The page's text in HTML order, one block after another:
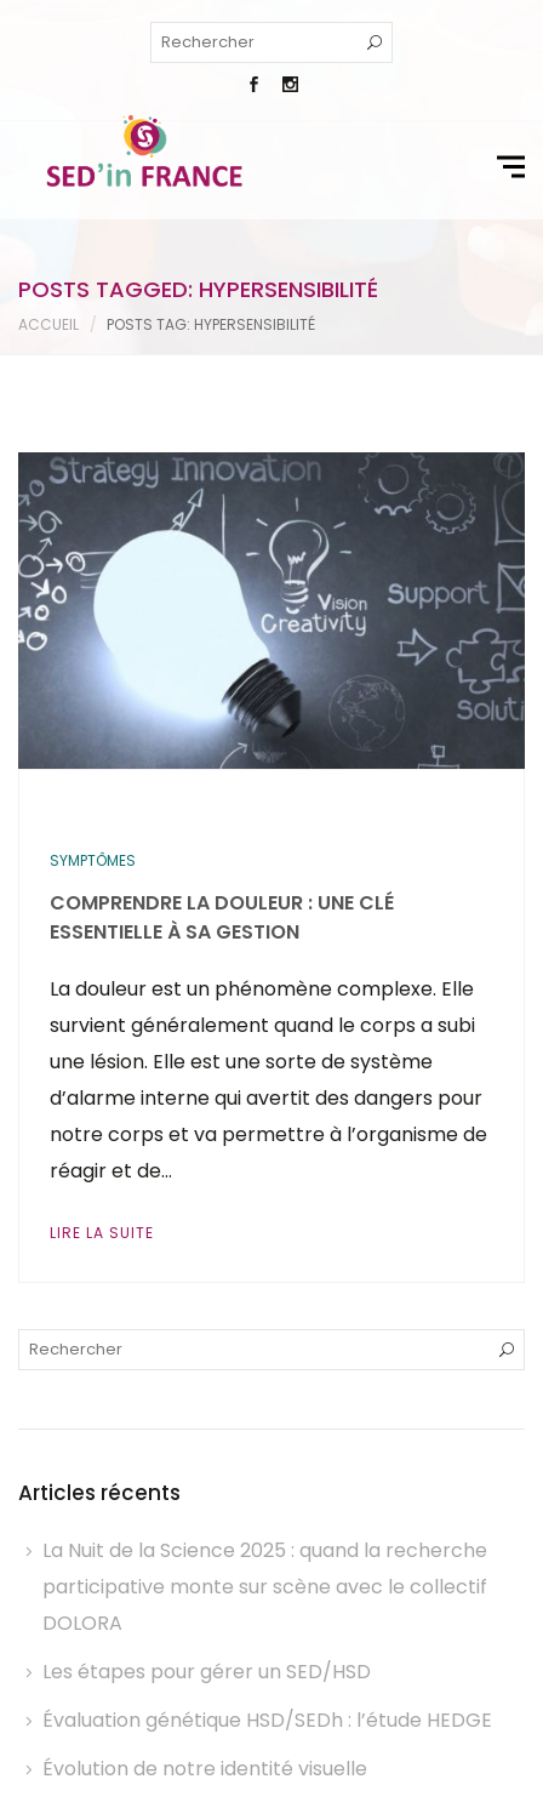
POSTS TAGGED: HYPERSENSIBILITÉ
ACCUEIL POSTS TAG: HYPERSENSIBILITÉ
SYMPTÔMES
COMPRENDRE LA DOULEUR : UNE CLÉ
ESSENTIELLE À SA GESTION
La douleur est un phénomène complexe. Elle
survient généralement quand le corps a subi
une lésion. Elle est une sorte de système
d’alarme interne qui avertit des dangers pour
notre corps et va permettre à l’organisme de
réagir et de…
LIRE LA SUITE
Articles récents
La Nuit de la Science 2025 : quand la recherche
participative monte sur scène avec le collectif
DOLORA
Les étapes pour gérer un SED/HSD
Évaluation génétique HSD/SEDh : l’étude HEDGE
Évolution de notre identité visuelle